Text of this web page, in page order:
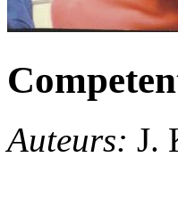
Auteurs: J.